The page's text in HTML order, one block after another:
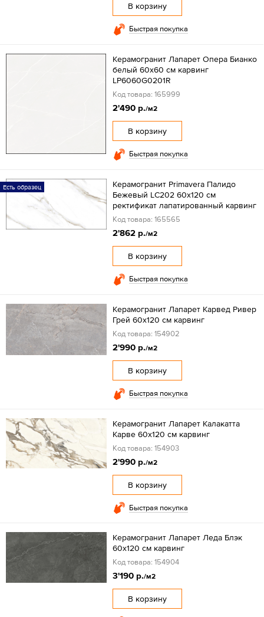
В корзину
Быстрая покупка
Керамогранит Лапарет Опера Бианко
белый 60x60 см карвинг
LP6060G0201R
Код товара: 165999
2'490 р./м2
В корзину
Быстрая покупка
Есть образец
Керамогранит Primavera Палидо
Бежевый LC202 60x120 см
ректификат лапатированный карвинг
Код товара: 165565
2'862 р./м2
В корзину
Быстрая покупка
Керамогранит Лапарет Карвед Ривер
Грей 60х120 см карвинг
Код товара: 154902
2'990 р./м2
В корзину
Быстрая покупка
Керамогранит Лапарет Калакатта
Карве 60х120 см карвинг
Код товара: 154903
2'990 р./м2
В корзину
Быстрая покупка
Керамогранит Лапарет Леда Блэк
60х120 см карвинг
Код товара: 154904
3'190 р./м2
В корзину